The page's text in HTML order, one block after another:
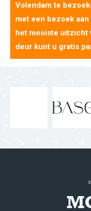
Volendam te
met een bezoek
het mooiste uitzicht
deur kunt u gratis